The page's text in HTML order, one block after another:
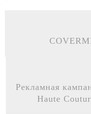
Рекламная
Haute